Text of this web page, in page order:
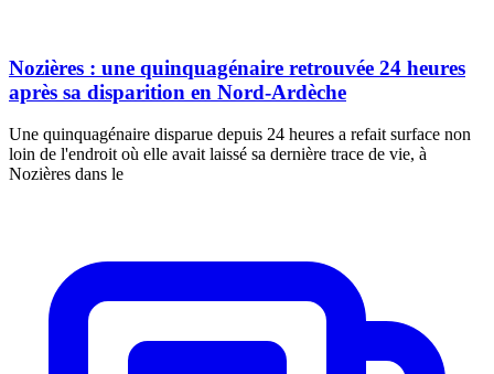
Nozières : une quinquagénaire retrouvée 24 heures
après sa disparition en Nord-Ardèche
Une quinquagénaire disparue depuis 24 heures a refait surface non
loin de l'endroit où elle avait laissé sa dernière trace de vie, à
Nozières dans le